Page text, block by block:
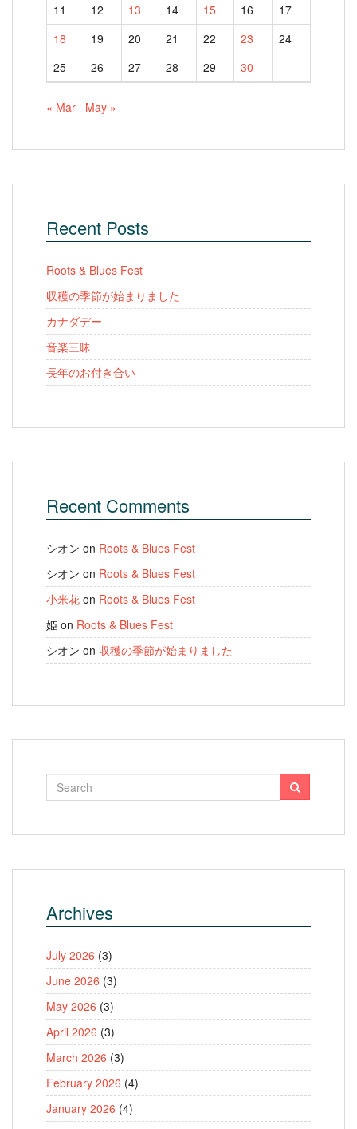
11
12 13 14 15 16
17
18
19 20 21 22 23
24
25
26 27 28 29 30
« Mar May »
Recent Posts
Roots & Blues Fest
収穫の季節が始まりました
カナダデー
音楽三昧
長年のお付き合い
Recent Comments
シオン on Roots & Blues Fest
シオン on Roots & Blues Fest
小米花 on Roots & Blues Fest
姫 on Roots & Blues Fest
シオン on 収穫の季節が始まりました
Archives
July 2026 (3)
June 2026 (3)
May 2026 (3)
April 2026 (3)
March 2026 (3)
February 2026 (4)
January 2026 (4)